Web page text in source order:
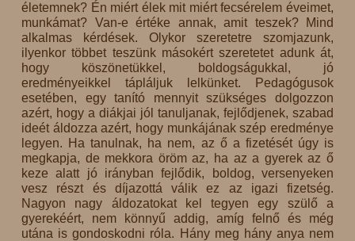
életemnek? Én miért élek mit miért fecsérelem éveimet,
munkámat? Van-e értéke annak, amit teszek? Mind
alkalmas kérdések. Olykor szeretetre szomjazunk,
ilyenkor többet teszünk másokért szeretetet adunk át,
hogy köszönetükkel, boldogságukkal, jó
eredményeikkel tápláljuk lelkünket. Pedagógusok
esetében, egy tanító mennyit szükséges dolgozzon
azért, hogy a diákjai jól tanuljanak, fejlődjenek, szabad
ideét áldozza azért, hogy munkájának szép eredménye
legyen. Ha tanulnak, ha nem, az ő a fizetését úgy is
megkapja, de mekkora öröm az, ha az a gyerek az ő
keze alatt jó irányban fejlődik, boldog, versenyeken
vesz részt és díjazottá válik ez az igazi fizetség.
Nagyon nagy áldozatokat kel tegyen egy szülő a
gyerekéért, nem könnyű addig, amíg felnő és még
utána is gondoskodni róla. Hány meg hány anya nem